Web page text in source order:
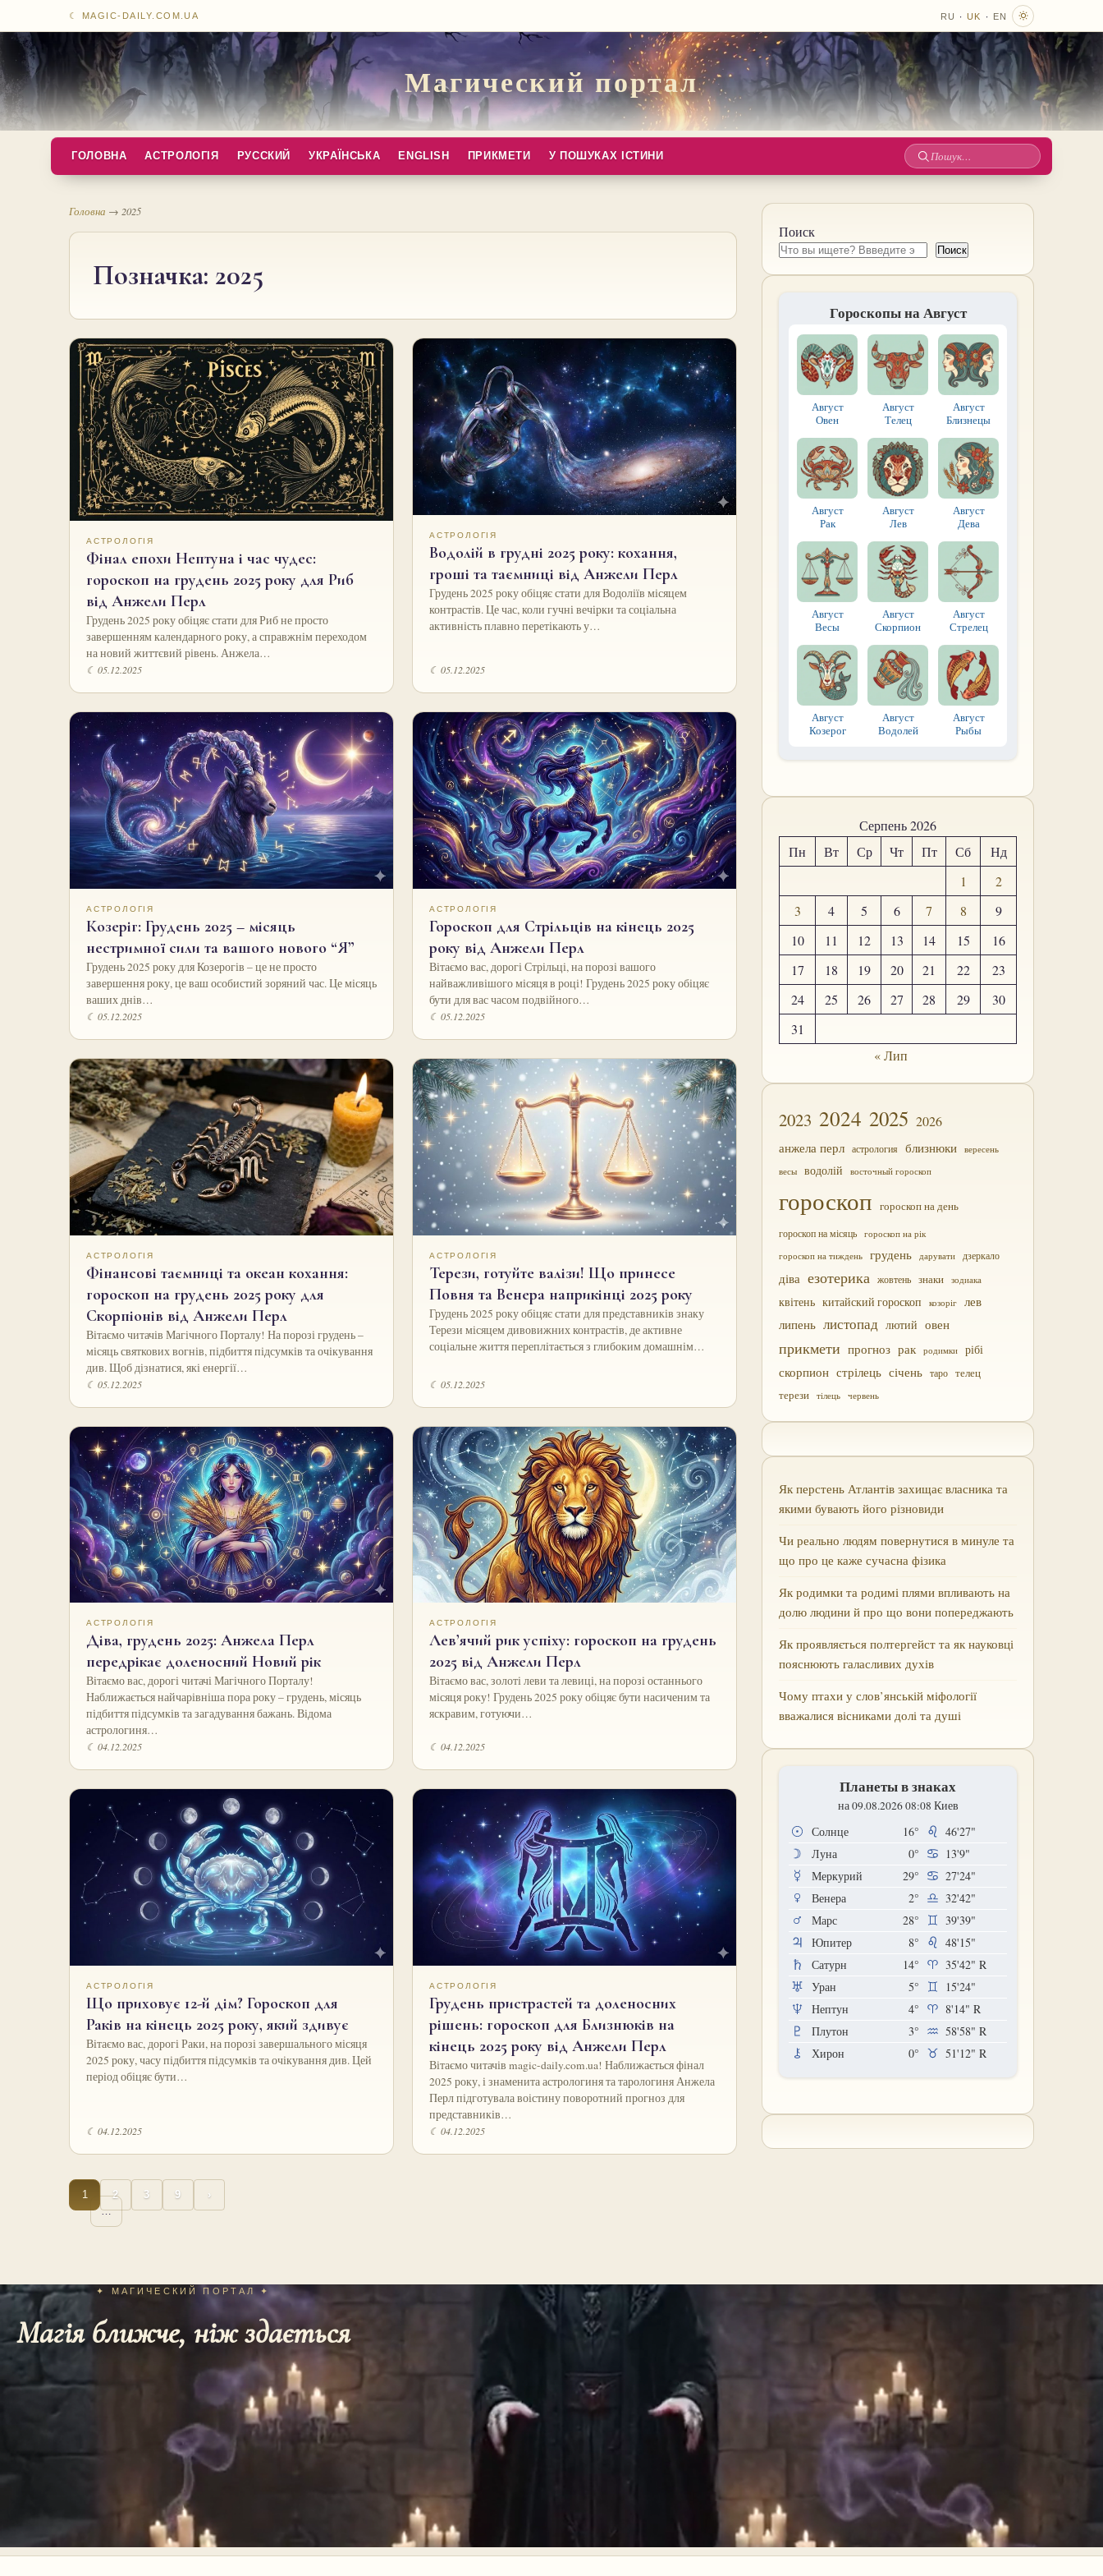
☾ MAGIC-DAILY.COM.UA RU · UK · EN
Магический портал
ГОЛОВНА АСТРОЛОГІЯ РУССКИЙ УКРАЇНСЬКА ENGLISH ПРИКМЕТИ У ПОШУКАХ ІСТИНИ
Пошук
Головна → 2025
Позначка: 2025
АСТРОЛОГІЯ
Фінал епохи Нептуна і час чудес:
гороскоп на грудень 2025 року для Риб
від Анжели Перл
Грудень 2025 року обіцяє стати для Риб не просто
завершенням календарного року, а справжнім переходом
на новий життєвий рівень. Анжела…
☾ 05.12.2025
АСТРОЛОГІЯ
Водолій в грудні 2025 року: кохання,
гроші та таємниці від Анжели Перл
Грудень 2025 року обіцяє стати для Водоліїв місяцем
контрастів. Це час, коли гучні вечірки та соціальна
активність плавно перетікають у…
☾ 05.12.2025
АСТРОЛОГІЯ
Козеріг: Грудень 2025 – місяць
нестримної сили та вашого нового “Я”
Грудень 2025 року для Козерогів – це не просто
завершення року, це ваш особистий зоряний час. Це місяць
ваших днів…
☾ 05.12.2025
АСТРОЛОГІЯ
Гороскоп для Стрільців на кінець 2025
року від Анжели Перл
Вітаємо вас, дорогі Стрільці, на порозі вашого
найважливішого місяця в році! Грудень 2025 року обіцяє
бути для вас часом подвійного…
☾ 05.12.2025
АСТРОЛОГІЯ
Фінансові таємниці та океан кохання:
гороскоп на грудень 2025 року для
Скорпіонів від Анжели Перл
Вітаємо читачів Магічного Порталу! На порозі грудень –
місяць святкових вогнів, підбиття підсумків та очікування
див. Щоб дізнатися, які енергії…
☾ 05.12.2025
АСТРОЛОГІЯ
Терези, готуйте валізи! Що принесе
Повня та Венера наприкінці 2025 року
Грудень 2025 року обіцяє стати для представників знаку
Терези місяцем дивовижних контрастів, де активне
соціальне життя переплітається з глибоким домашнім…
☾ 05.12.2025
АСТРОЛОГІЯ
Діва, грудень 2025: Анжела Перл
передрікає доленосний Новий рік
Вітаємо вас, дорогі читачі Магічного Порталу!
Наближається найчарівніша пора року – грудень, місяць
підбиття підсумків та загадування бажань. Відома
астрологиня…
☾ 04.12.2025
АСТРОЛОГІЯ
Лев’ячий рик успіху: гороскоп на грудень
2025 від Анжели Перл
Вітаємо вас, золоті леви та левиці, на порозі останнього
місяця року! Грудень 2025 року обіцяє бути насиченим та
яскравим, готуючи…
☾ 04.12.2025
АСТРОЛОГІЯ
Що приховує 12-й дім? Гороскоп для
Раків на кінець 2025 року, який здивує
Вітаємо вас, дорогі Раки, на порозі завершального місяця
2025 року, часу підбиття підсумків та очікування див. Цей
період обіцяє бути…
☾ 04.12.2025
АСТРОЛОГІЯ
Грудень пристрастей та доленосних
рішень: гороскоп для Близнюків на
кінець 2025 року від Анжели Перл
Вітаємо читачів magic-daily.com.ua! Наближається фінал
2025 року, і знаменита астрологиня та тарологиня Анжела
Перл підготувала воістину поворотний прогноз для
представників…
☾ 04.12.2025
1 2 3
…
9 ›
Поиск
Поиск
Гороскопы на Август
Август
Овен
Август
Телец
Август
Близнецы
Август
Рак
Август
Лев
Август
Дева
Август
Весы
Август
Скорпион
Август
Стрелец
Август
Козерог
Август
Водолей
Август
Рыбы
Серпень 2026
Пн
Вт Ср Чт Пт Сб
Нд
1
2
3
4 5 6 7 8
9
10
11 12 13 14 15
16
17
18 19 20 21 22
23
24
25 26 27 28 29
30
31
« Лип
2023 2024 2025 2026
анжела перл астрология близнюки вересень
весы водолій восточный гороскоп
гороскоп гороскоп на день
гороскоп на місяць
гороскоп на рік
гороскоп на тиждень
грудень дарувати дзеркало
діва езотерика жовтень знаки зодиака
квітень китайский гороскоп козоріг лев
липень листопад лютий овен
прикмети прогноз рак родимки рібі
скорпион стрілець січень таро телец
терези тілець червень
Як перстень Атлантів захищає власника та
якими бувають його різновиди
Чи реально людям повернутися в минуле та
що про це каже сучасна фізика
Як родимки та родимі плями впливають на
долю людини й про що вони попереджають
Як проявляється полтергейст та як науковці
пояснюють галасливих духів
Чому птахи у слов’янській міфології
вважалися вісниками долі та душі
Планеты в знаках
на 09.08.2026 08:08 Киев
Солнце 16°
46'27"
Луна
0°
13'9"
Меркурий
29°
27'24"
Венера
2°
32'42"
Марс
28°
39'39"
Юпитер
8°
48'15"
Сатурн
14° 35'42" R
Уран
5°
15'24"
Нептун
4° 8'14" R
Плутон
3° 58'58" R
Хирон
0° 51'12" R
✦ МАГИЧЕСКИЙ ПОРТАЛ ✦
Магія ближче, ніж здається